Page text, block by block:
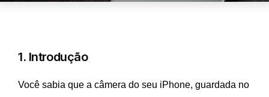
1. Introdução
Você sabia que a câmera do seu iPhone, guardada no